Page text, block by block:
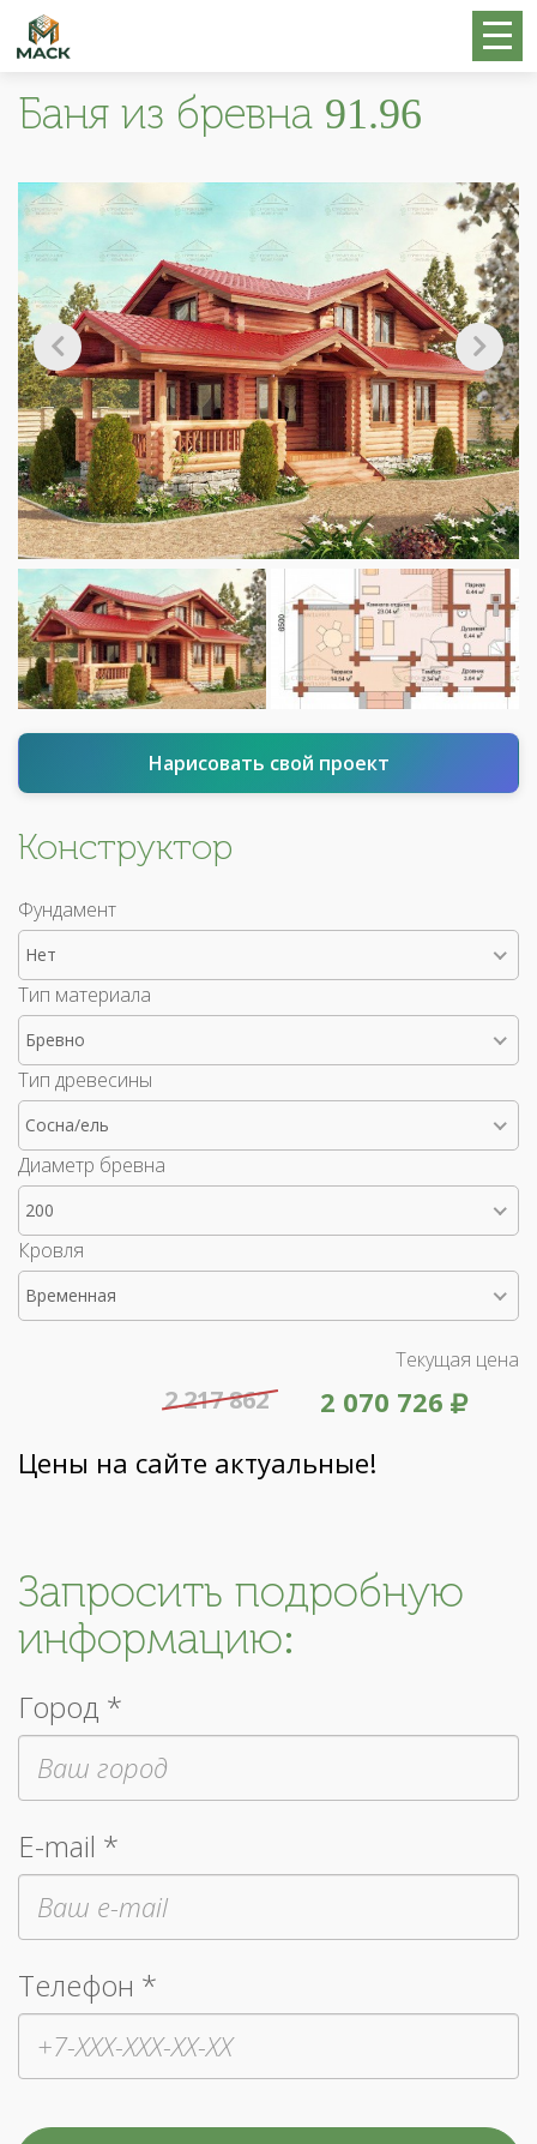
Баня из бревна 91.96
Нарисовать свой проект
Конструктор
Фундамент
Нет
Тип материала
Бревно
Тип древесины
Сосна/ель
Диаметр бревна
200
Кровля
Временная
Текущая цена
2 070 726
2 217 862
Цены на сайте актуальные!
Запросить подробную
информацию:
Город *
E-mail *
Телефон *